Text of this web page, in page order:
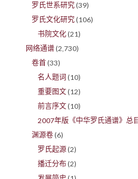
罗氏世系研究 (39)
罗氏文化研究 (106)
书院文化 (21)
网络通谱 (2,730)
卷首 (33)
名人题词 (10)
重要图文 (12)
前言序文 (10)
2007年版《中华罗氏通谱》总
渊源卷 (6)
罗氏起源 (2)
播迁分布 (2)